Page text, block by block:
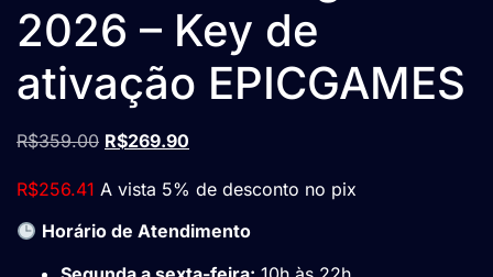
2026 – Key de
ativação EPICGAMES
R$359.00 R$269.90
R$256.41 A vista 5% de desconto no pix
Horário de Atendimento